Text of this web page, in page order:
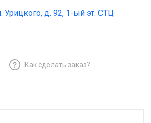
Урицкого, д. 92, 1-ый эт. СТЦ
Как сделать заказ?